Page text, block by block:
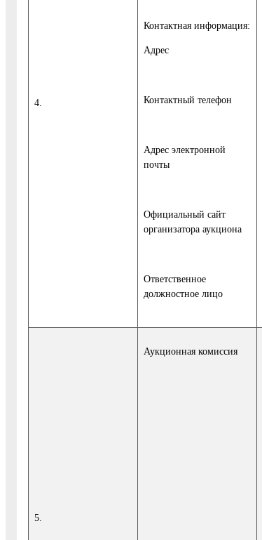
4.
Контактная информация:
Адрес
Контактный телефон
Адрес электронной
почты
Официальный сайт
организатора аукциона
Ответственное
должностное лицо
5.
Аукционная комиссия